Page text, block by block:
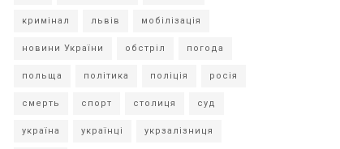
кримінал львів мобілізація
новини України обстріл погода
польща політика поліція росія
смерть спорт столиця суд
україна українці укрзалізниця